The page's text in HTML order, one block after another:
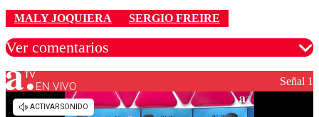
MALY JOQUIERA SERGIO FREIRE
Ver comentarios
Los comentarios son moderados para garantizar un
diálogo respetuoso.
EN VIVO Señal 1